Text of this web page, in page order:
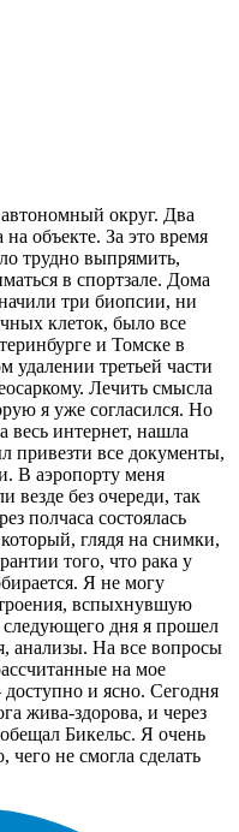
округ. Два
на объекте. За это время
трудно выпрямить,
в спортзале. Дома
три биопсии, ни
клеток, было все
и Томске в
удалении третьей части
Лечить смысла
я уже согласился. Но
весь интернет, нашла
все документы,
В аэропорту меня
везде без очереди, так
полчаса состоялась
глядя на снимки,
того, что рака у
Я не могу
вспыхнувшую
дня я прошел
анализы. На все вопросы
на мое
и ясно. Сегодня
жива-здорова, и через
Бикельс. Я очень
чего не смогла сделать